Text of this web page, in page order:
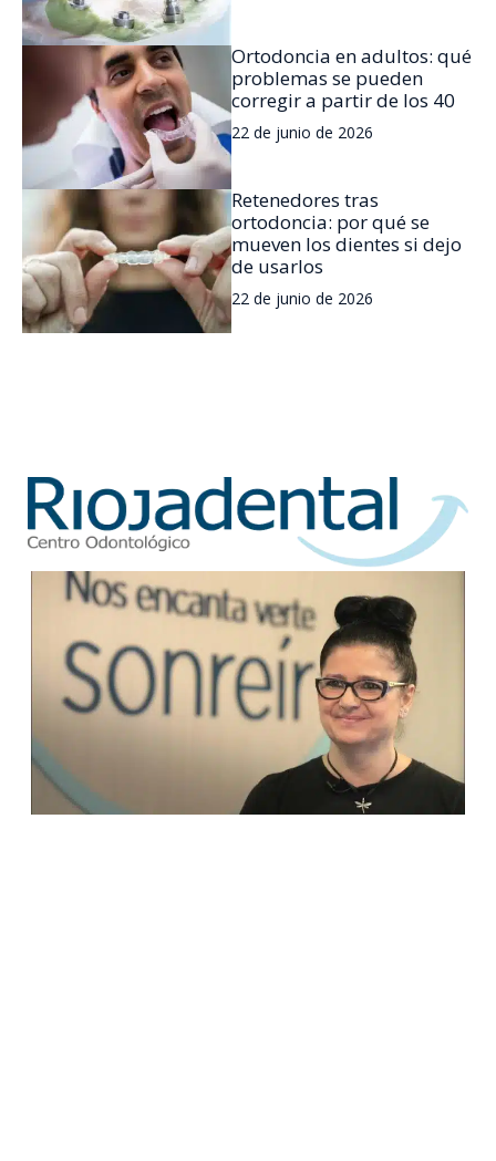
Ortodoncia en adultos: qué
problemas se pueden
corregir a partir de los 40
22 de junio de 2026
Retenedores tras
ortodoncia: por qué se
mueven los dientes si dejo
de usarlos
22 de junio de 2026